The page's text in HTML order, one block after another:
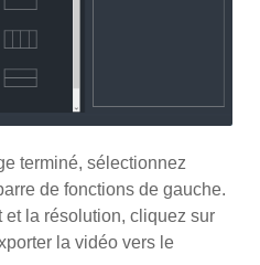
terminé, sélectionnez
de fonctions de gauche.
la résolution, cliquez sur
la vidéo vers le